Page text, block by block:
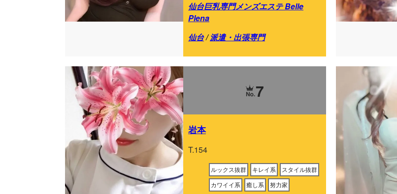
仙台巨乳専門メンズエステ Belle
Plena
仙台/派遣・出張専門
7
岩本
T.154
ルックス抜群 キレイ系
スタイル抜群
カワイイ系
癒し系 努力家